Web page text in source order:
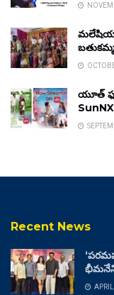
యూత్
Recent News